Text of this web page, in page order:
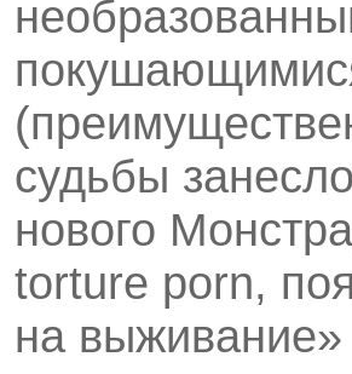
судьбы
нового
torture porn,
на